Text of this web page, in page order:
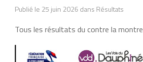
Publié le 25 juin 2026 dans Résultats
Tous les résultats du contre la montre